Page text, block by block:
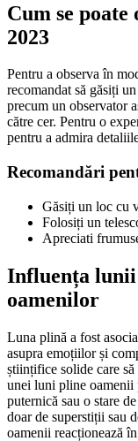
Cum se
2023
Pentru a observa în
recomandat să găsiți
precum un observator
către cer. Pentru o
pentru a admira
Recomandări
Găsiți un loc cu
Folosiți un
Apreciati
Influența lunii
oamenilor
Luna plină a fost
asupra emoțiilor și
științifice solide care
unei luni pline oamenii
puternică sau o stare
doar de superstiții sau
oamenii reacționează